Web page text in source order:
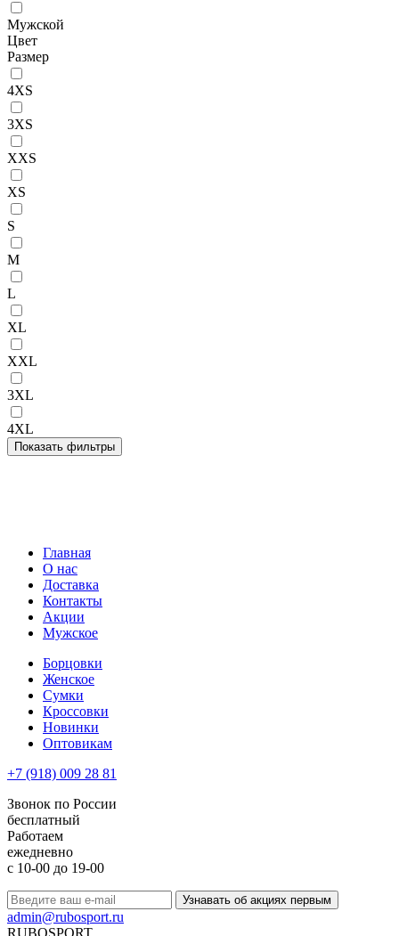
Мужской
Цвет
Размер
4XS
3XS
XXS
XS
S
M
L
XL
XXL
3XL
4XL
Главная
О нас
Доставка
Контакты
Акции
Мужское
Борцовки
Женское
Сумки
Кроссовки
Новинки
Оптовикам
+7 (918) 009 28 81
Звонок по России
бесплатный
Работаем
ежедневно
с 10-00 до 19-00
Узнавать об акциях первым
admin@rubosport.ru
RUBOSPORT